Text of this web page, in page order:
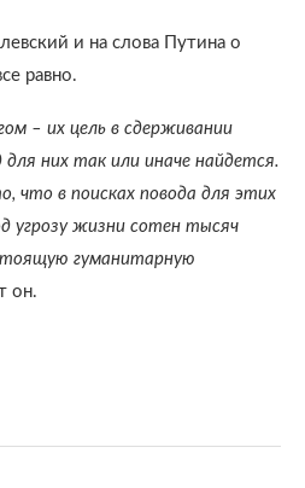
и на слова Путина о
равно.
– их цель в сдерживании
них так или иначе найдется.
что в поисках повода для этих
угрозу жизни сотен тысяч
гуманитарную
он.